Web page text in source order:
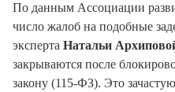
По данным Ассоциации
число жалоб на подобные
эксперта Натальи
закрываются после
закону (115-ФЗ). Это